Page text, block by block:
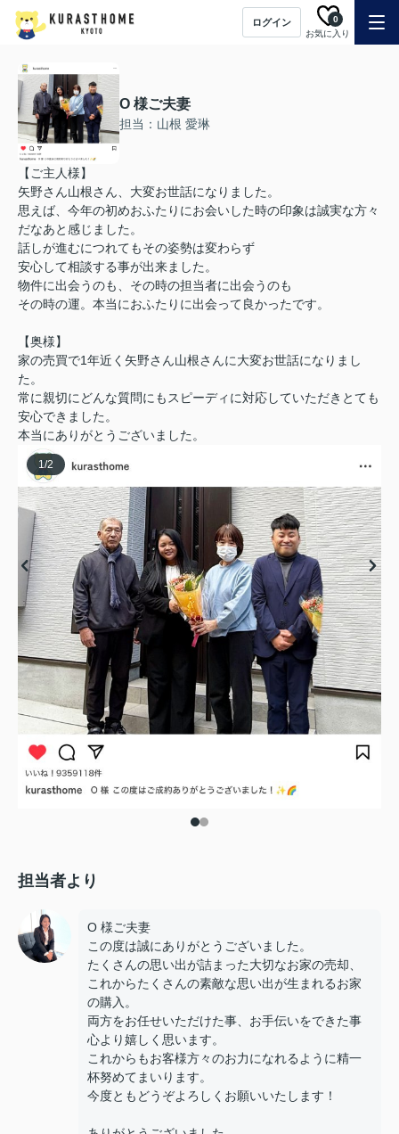
ログイン
お気に入り
0
O 様ご夫妻
担当：山根 愛琳
【ご主人様】
矢野さん山根さん、大変お世話になりました。
思えば、今年の初めおふたりにお会いした時の印象は誠実な方々
だなあと感じました。
話しが進むにつれてもその姿勢は変わらず
安心して相談する事が出来ました。
物件に出会うのも、その時の担当者に出会うのも
その時の運。本当におふたりに出会って良かったです。
【奥様】
家の売買で1年近く矢野さん山根さんに大変お世話になりまし
た。
常に親切にどんな質問にもスピーディに対応していただきとても
安心できました。
本当にありがとうございました。
1/2
担当者より
O 様ご夫妻
この度は誠にありがとうございました。
たくさんの思い出が詰まった大切なお家の売却、
これからたくさんの素敵な思い出が生まれるお家
の購入。
両方をお任せいただけた事、お手伝いをできた事
心より嬉しく思います。
これからもお客様方々のお力になれるように精一
杯努めてまいります。
今度ともどうぞよろしくお願いいたします！